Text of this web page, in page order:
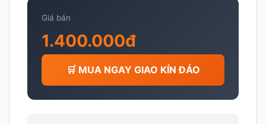
Giá bán
1.400.000đ
🛒 MUA NGAY GIAO KÍN ĐÁO